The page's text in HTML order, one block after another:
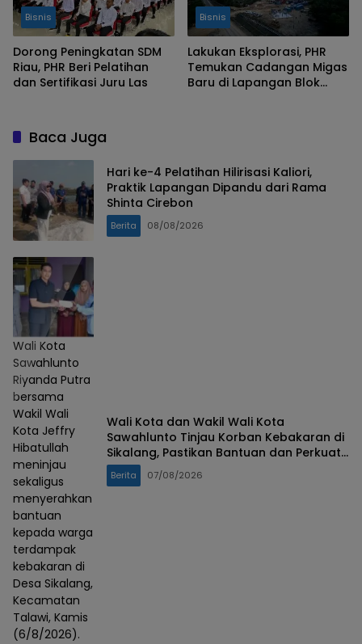
Bisnis
Dorong Peningkatan SDM
Riau, PHR Beri Pelatihan
dan Sertifikasi Juru Las
Bisnis
Lakukan Eksplorasi, PHR
Temukan Cadangan Migas
Baru di Lapangan Blok
Baca Juga
Hari ke-4 Pelatihan Hilirisasi Kaliori,
Praktik Lapangan Dipandu dari Rama
Shinta Cirebon
Berita 08/08/2026
Wali Kota
Sawahlunto
Riyanda Putra
bersama
Wakil Wali
Kota Jeffry
Hibatullah
meninjau
sekaligus
menyerahkan
bantuan
kepada warga
terdampak
kebakaran di
Desa Sikalang,
Kecamatan
Talawi, Kamis
(6/8/2026).
Wali Kota dan Wakil Wali Kota
Sawahlunto Tinjau Korban Kebakaran di
Sikalang, Pastikan Bantuan dan Perkuat
Mitigasi Bencana
Berita 07/08/2026